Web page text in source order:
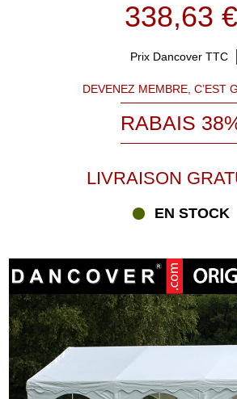
338,63 €
Prix Dancover TTC
DEVENEZ MEMBRE, C’EST
RABAIS
LIVRAISON
EN STOCK